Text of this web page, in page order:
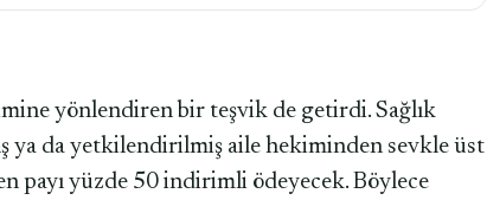
yönlendiren bir teşvik de getirdi. Sağlık
ya da yetkilendirilmiş aile hekiminden sevkle üst
payı yüzde 50 indirimli ödeyecek. Böylece